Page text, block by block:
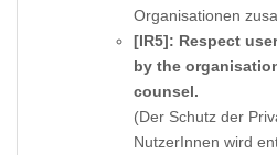
Organisationen
[IR5]: Respect
by the
counsel.
(Der Schutz der
NutzerInnen wird